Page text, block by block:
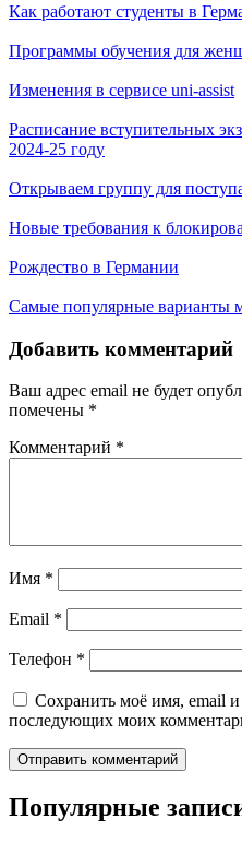
Как работают студенты в
Программы обучения для
Изменения в сервисе uni-assist
Расписание вступительных
2024-25 году
Открываем группу для
Новые требования к
Рождество в Германии
Самые популярные варианты
Добавить комментарий
Ваш адрес email не будет
помечены *
Комментарий *
Имя *
Email *
Телефон *
Сохранить моё имя, email и
последующих моих
Популярные